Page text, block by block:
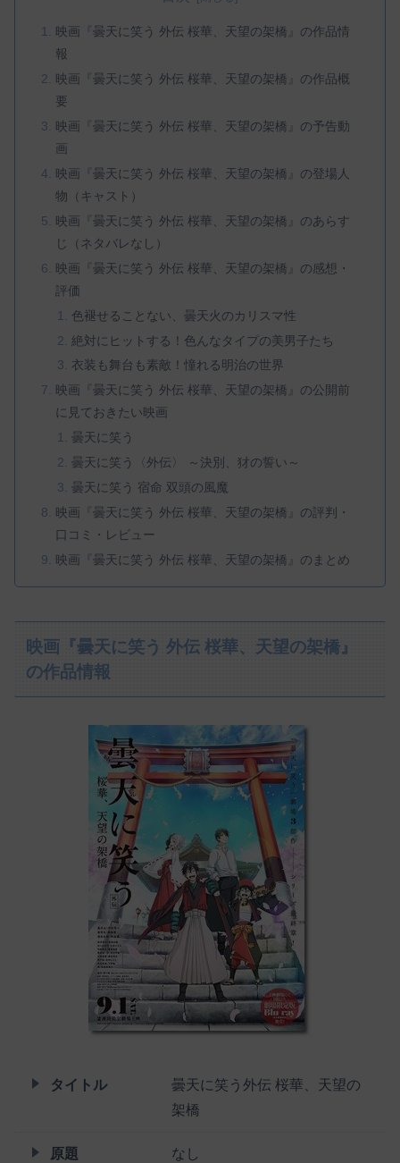
映画『曇天に笑う 外伝 桜華、天望の架橋』の作品情
報
映画『曇天に笑う 外伝 桜華、天望の架橋』の作品概
要
映画『曇天に笑う 外伝 桜華、天望の架橋』の予告動
画
映画『曇天に笑う 外伝 桜華、天望の架橋』の登場人
物（キャスト）
映画『曇天に笑う 外伝 桜華、天望の架橋』のあらす
じ（ネタバレなし）
映画『曇天に笑う 外伝 桜華、天望の架橋』の感想・
評価
色褪せることない、曇天火のカリスマ性
絶対にヒットする！色んなタイプの美男子たち
衣装も舞台も素敵！憧れる明治の世界
映画『曇天に笑う 外伝 桜華、天望の架橋』の公開前
に見ておきたい映画
曇天に笑う
曇天に笑う〈外伝〉 ～決別、犲の誓い～
曇天に笑う 宿命 双頭の風魔
映画『曇天に笑う 外伝 桜華、天望の架橋』の評判・
口コミ・レビュー
映画『曇天に笑う 外伝 桜華、天望の架橋』のまとめ
映画『曇天に笑う 外伝 桜華、天望の架橋』
の作品情報
タイトル
曇天に笑う外伝 桜華、天望の
架橋
原題 なし